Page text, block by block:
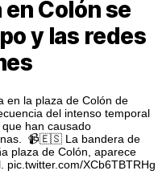
Colón se
y las redes
en la plaza de Colón de
del intenso temporal
han causado
📹🇪🇸 La bandera de
plaza de Colón, aparece
pic.twitter.com/XCb6TBTRHg